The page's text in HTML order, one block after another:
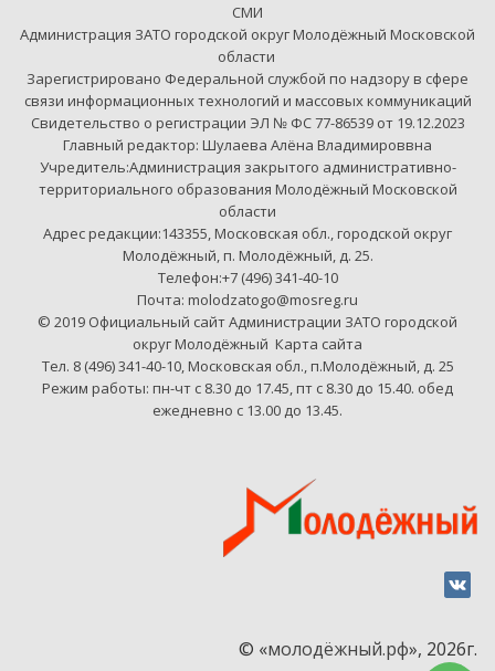
СМИ
Администрация ЗАТО городской округ Молодёжный Московской
области
Зарегистрировано Федеральной службой по надзору в сфере
связи информационных технологий и массовых коммуникаций
Свидетельство о регистрации ЭЛ № ФС 77-86539 от 19.12.2023
Главный редактор: Шулаева Алёна Владимироввна
Учредитель:Администрация закрытого административно-
территориального образования Молодёжный Московской
области
Адрес редакции:143355, Московская обл., городской округ
Молодёжный, п. Молодёжный, д. 25.
Телефон:+7 (496) 341-40-10
Почта: molodzatogo@mosreg.ru
© 2019 Официальный сайт Администрации ЗАТО городской
округ Молодёжный Карта сайта
Тел. 8 (496) 341-40-10, Московская обл., п.Молодёжный, д. 25
Режим работы: пн-чт с 8.30 до 17.45, пт с 8.30 до 15.40. обед
ежедневно с 13.00 до 13.45.
© «молодёжный.рф», 2026г.